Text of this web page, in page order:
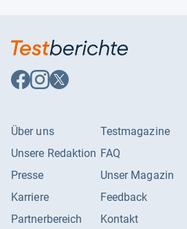
Auf
Facebook
Auf
Instagram
Auf
X
Über uns
Unsere Redaktion
Presse
Karriere
Partnerbereich
Testmagazine
FAQ
Unser Magazin
Feedback
Kontakt